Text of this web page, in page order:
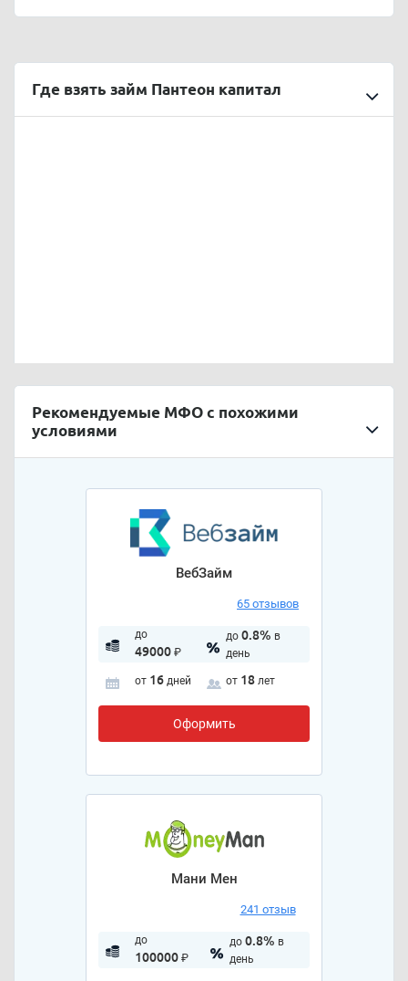
Где взять займ Пантеон капитал
Рекомендуемые МФО с похожими
условиями
ВебЗайм
65 отзывов
до
49000₽
до 0.8% в
день
от 16 дней от 18 лет
Оформить
Мани Мен
241 отзыв
до
100000₽
до 0.8% в
день